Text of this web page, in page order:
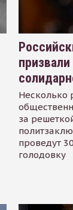
Несколько
за
проведут
голодовку